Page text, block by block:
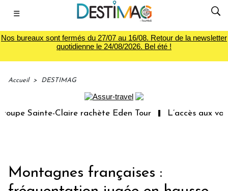
☰
Nos bureaux sont fermés du 27/07 au 16/08. Retour de la newsletter
quotidienne le 24/08/2026. Bel été !
Accueil > DESTIMAG
Sainte-Claire rachète Eden Tour L’accès aux
Montagnes françaises :